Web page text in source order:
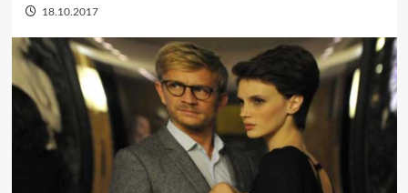
18.10.2017